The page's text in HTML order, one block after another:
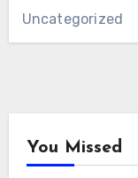
Uncategorized
You Missed